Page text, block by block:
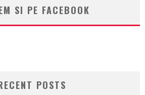
SI PE FACEBOOK
POSTS